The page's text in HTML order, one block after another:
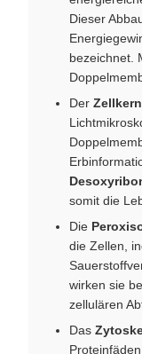
Dieser
bezeichnet.
Der Zellkern
somit die
Die
die Zellen,
wirken sie
zellulären
Das